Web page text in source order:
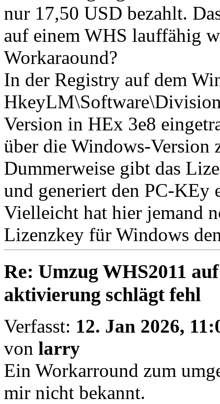
nur 17,50 USD bezahlt.
auf einem WHS lauffähig
Workaraound?
In der Registry auf dem
Version in HEx 3e8
über die Windows-Version
Dummerweise gibt das
und generiert den PC-KEy
Vielleicht hat hier jemand
Lizenzkey für Windows
Re: Umzug WHS2011
aktivierung schlägt fehl
Verfasst: 12. Jan 2026,
von larry
Ein Workarround zum
mir nicht bekannt.